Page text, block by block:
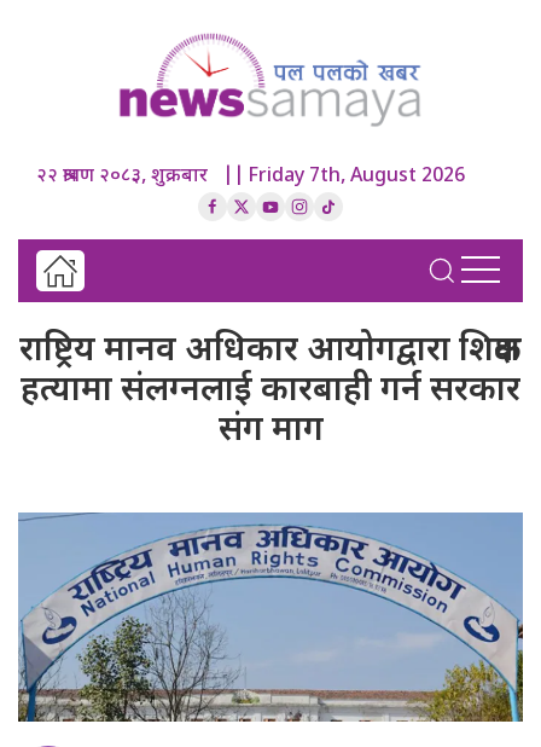
२२ श्रावण २०८३, शुक्रबार || Friday 7th, August 2026
राष्ट्रिय मानव अधिकार आयोगद्वारा शिक्षक
हत्यामा संलग्नलाई कारबाही गर्न सरकार
संग माग